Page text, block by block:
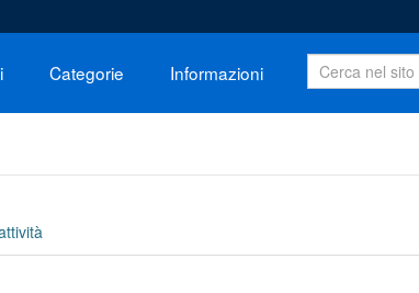
Categorie Informazioni